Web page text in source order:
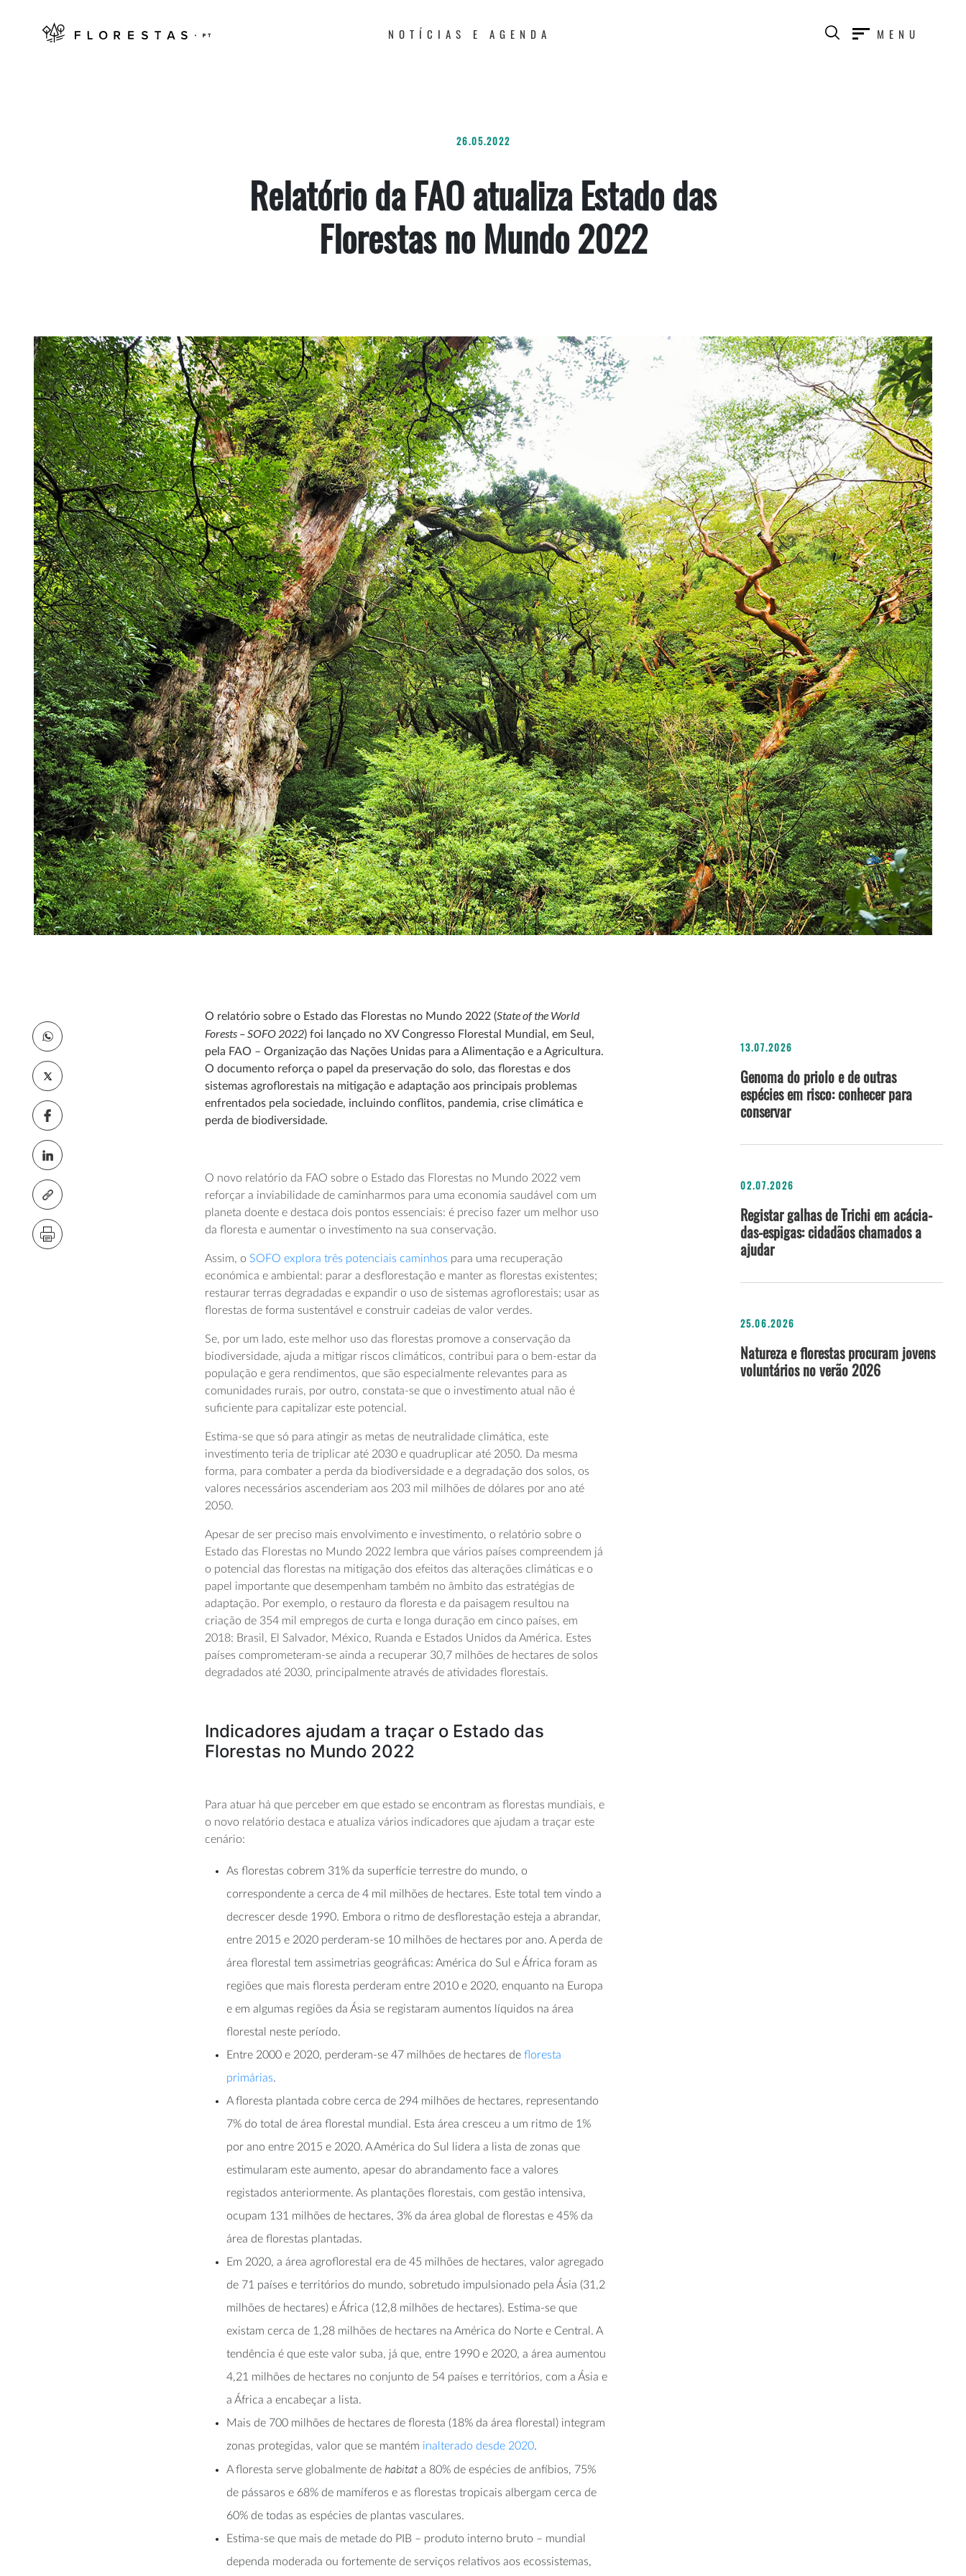
NOTÍCIAS E AGENDA MENU
26.05.2022
Relatório da FAO atualiza Estado das
Florestas no Mundo 2022
O relatório sobre o Estado das Florestas no Mundo 2022 (State of the World
Forests – SOFO 2022) foi lançado no XV Congresso Florestal Mundial, em Seul,
pela FAO – Organização das Nações Unidas para a Alimentação e a Agricultura.
O documento reforça o papel da preservação do solo, das florestas e dos
sistemas agroflorestais na mitigação e adaptação aos principais problemas
enfrentados pela sociedade, incluindo conflitos, pandemia, crise climática e
perda de biodiversidade.
O novo relatório da FAO sobre o Estado das Florestas no Mundo 2022 vem
reforçar a inviabilidade de caminharmos para uma economia saudável com um
planeta doente e destaca dois pontos essenciais: é preciso fazer um melhor uso
da floresta e aumentar o investimento na sua conservação.
Assim, oSOFO explora três potenciais caminhos para uma recuperação
económica e ambiental: parar a desflorestação e manter as florestas existentes;
restaurar terras degradadas e expandir o uso de sistemas agroflorestais; usar as
florestas de forma sustentável e construir cadeias de valor verdes.
Se, por um lado, este melhor uso das florestas promove a conservação da
biodiversidade, ajuda a mitigar riscos climáticos, contribui para o bem-estar da
população e gera rendimentos, que são especialmente relevantes para as
comunidades rurais, por outro, constata-se que o investimento atual não é
suficiente para capitalizar este potencial.
Estima-se que só para atingir as metas de neutralidade climática, este
investimento teria de triplicar até 2030 e quadruplicar até 2050. Da mesma
forma, para combater a perda da biodiversidade e a degradação dos solos, os
valores necessários ascenderiam aos 203 mil milhões de dólares por ano até
2050.
Apesar de ser preciso mais envolvimento e investimento, o relatório sobre o
Estado das Florestas no Mundo 2022 lembra que vários países compreendem já
o potencial das florestas na mitigação dos efeitos das alterações climáticas e o
papel importante que desempenham também no âmbito das estratégias de
adaptação. Por exemplo, o restauro da floresta e da paisagem resultou na
criação de 354 mil empregos de curta e longa duração em cinco países, em
2018: Brasil, El Salvador, México, Ruanda e Estados Unidos da América. Estes
países comprometeram-se ainda a recuperar 30,7 milhões de hectares de solos
degradados até 2030, principalmente através de atividades florestais.
Indicadores ajudam a traçar o Estado das
Florestas no Mundo 2022
Para atuar há que perceber em que estado se encontram as florestas mundiais, e
o novo relatório destaca e atualiza vários indicadores que ajudam a traçar este
cenário:
As florestas cobrem 31% da superfície terrestre do mundo, o
correspondente a cerca de 4 mil milhões de hectares. Este total tem vindo a
decrescer desde 1990. Embora o ritmo de desflorestação esteja a abrandar,
entre 2015 e 2020 perderam-se 10 milhões de hectares por ano. A perda de
área florestal tem assimetrias geográficas: América do Sul e África foram as
regiões que mais floresta perderam entre 2010 e 2020, enquanto na Europa
e em algumas regiões da Ásia se registaram aumentos líquidos na área
florestal neste período.
Entre 2000 e 2020, perderam-se 47 milhões de hectares defloresta
primárias.
A floresta plantada cobre cerca de 294 milhões de hectares, representando
7% do total de área florestal mundial. Esta área cresceu a um ritmo de 1%
por ano entre 2015 e 2020. A América do Sul lidera a lista de zonas que
estimularam este aumento, apesar do abrandamento face a valores
registados anteriormente. As plantações florestais, com gestão intensiva,
ocupam 131 milhões de hectares, 3% da área global de florestas e 45% da
área de florestas plantadas.
Em 2020, a área agroflorestal era de 45 milhões de hectares, valor agregado
de 71 países e territórios do mundo, sobretudo impulsionado pela Ásia (31,2
milhões de hectares) e África (12,8 milhões de hectares). Estima-se que
existam cerca de 1,28 milhões de hectares na América do Norte e Central. A
tendência é que este valor suba, já que, entre 1990 e 2020, a área aumentou
4,21 milhões de hectares no conjunto de 54 países e territórios, com a Ásia e
a África a encabeçar a lista.
Mais de 700 milhões de hectares de floresta (18% da área florestal) integram
zonas protegidas, valor que se mantém inalterado desde 2020.
A floresta serve globalmente dehabitata 80% de espécies de anfíbios, 75%
de pássaros e 68% de mamíferos e as florestas tropicais albergam cerca de
60% de todas as espécies de plantas vasculares.
Estima-se que mais de metade do PIB – produto interno bruto – mundial
dependa moderada ou fortemente de serviços relativos aos ecossistemas,
13.07.2026
Genoma do priolo e de outras
espécies em risco: conhecer para
conservar
02.07.2026
Registar galhas de Trichi em acácia-
das-espigas: cidadãos chamados a
ajudar
25.06.2026
Natureza e florestas procuram jovens
voluntários no verão 2026